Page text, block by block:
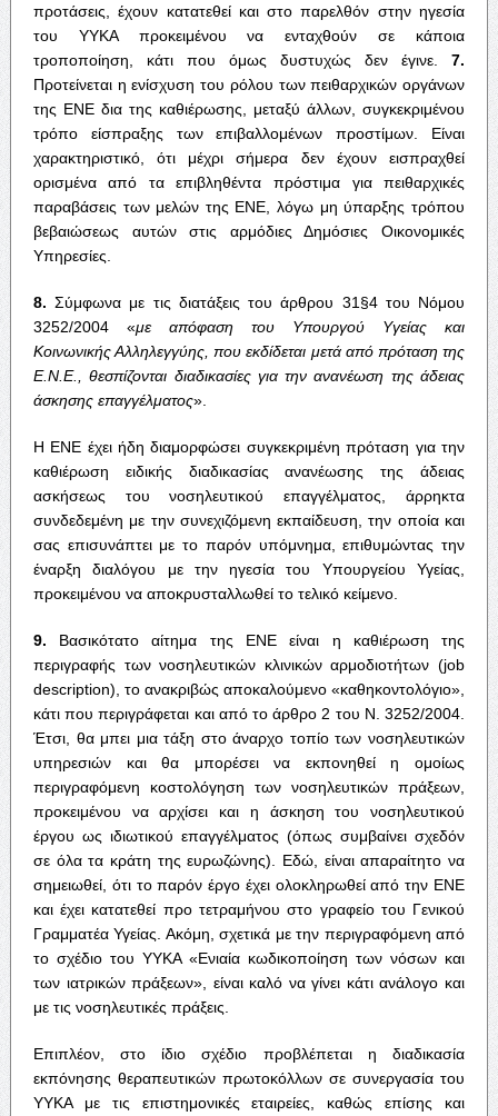
προτάσεις, έχουν κατατεθεί και στο παρελθόν στην ηγεσία
του ΥΥΚΑ προκειμένου να ενταχθούν σε κάποια
τροποποίηση, κάτι που όμως δυστυχώς δεν έγινε.7.
Προτείνεται η ενίσχυση του ρόλου των πειθαρχικών οργάνων
της ΕΝΕ δια της καθιέρωσης, μεταξύ άλλων, συγκεκριμένου
τρόπο είσπραξης των επιβαλλομένων προστίμων. Είναι
χαρακτηριστικό, ότι μέχρι σήμερα δεν έχουν εισπραχθεί
ορισμένα από τα επιβληθέντα πρόστιμα για πειθαρχικές
παραβάσεις των μελών της ΕΝΕ, λόγω μη ύπαρξης τρόπου
βεβαιώσεως αυτών στις αρμόδιες Δημόσιες Οικονομικές
Υπηρεσίες.
8.Σύμφωνα με τις διατάξεις του άρθρου 31§4 του Νόμου
3252/2004 «με απόφαση του Υπουργού Υγείας και
Κοινωνικής Αλληλεγγύης, που εκδίδεται μετά από πρόταση της
Ε.Ν.Ε., θεσπίζονται διαδικασίες για την ανανέωση της άδειας
άσκησης επαγγέλματος».
Η ΕΝΕ έχει ήδη διαμορφώσει συγκεκριμένη πρόταση για την
καθιέρωση ειδικής διαδικασίας ανανέωσης της άδειας
ασκήσεως του νοσηλευτικού επαγγέλματος, άρρηκτα
συνδεδεμένη με την συνεχιζόμενη εκπαίδευση, την οποία και
σας επισυνάπτει με το παρόν υπόμνημα, επιθυμώντας την
έναρξη διαλόγου με την ηγεσία του Υπουργείου Υγείας,
προκειμένου να αποκρυσταλλωθεί το τελικό κείμενο.
9. Βασικότατο αίτημα της ΕΝΕ είναι η καθιέρωση της
περιγραφής των νοσηλευτικών κλινικών αρμοδιοτήτων (job
description), το ανακριβώς αποκαλούμενο «καθηκοντολόγιο»,
κάτι που περιγράφεται και από το άρθρο 2 του Ν. 3252/2004.
Έτσι, θα μπει μια τάξη στο άναρχο τοπίο των νοσηλευτικών
υπηρεσιών και θα μπορέσει να εκπονηθεί η ομοίως
περιγραφόμενη κοστολόγηση των νοσηλευτικών πράξεων,
προκειμένου να αρχίσει και η άσκηση του νοσηλευτικού
έργου ως ιδιωτικού επαγγέλματος (όπως συμβαίνει σχεδόν
σε όλα τα κράτη της ευρωζώνης). Εδώ, είναι απαραίτητο να
σημειωθεί, ότι το παρόν έργο έχει ολοκληρωθεί από την ΕΝΕ
και έχει κατατεθεί προ τετραμήνου στο γραφείο του Γενικού
Γραμματέα Υγείας. Ακόμη, σχετικά με την περιγραφόμενη από
το σχέδιο του ΥΥΚΑ «Ενιαία κωδικοποίηση των νόσων και
των ιατρικών πράξεων», είναι καλό να γίνει κάτι ανάλογο και
με τις νοσηλευτικές πράξεις.
Επιπλέον, στο ίδιο σχέδιο προβλέπεται η διαδικασία
εκπόνησης θεραπευτικών πρωτοκόλλων σε συνεργασία του
ΥΥΚΑ με τις επιστημονικές εταιρείες, καθώς επίσης και